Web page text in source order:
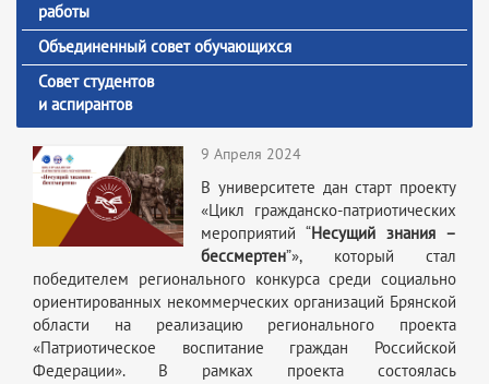
работы
Объединенный совет обучающихся
Совет студентов
и аспирантов
9 Апреля 2024
В университете дан старт проекту
«Цикл гражданско-патриотических
мероприятий “Несущий знания –
бессмертен”», который стал
победителем регионального конкурса среди социально
ориентированных некоммерческих организаций Брянской
области на реализацию регионального проекта
«Патриотическое воспитание граждан Российской
Федерации». В рамках проекта состоялась